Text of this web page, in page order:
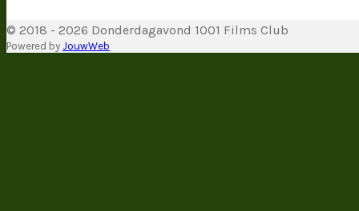
© 2018 - 2026 Donderdagavond 1001 Films Club
Powered by JouwWeb